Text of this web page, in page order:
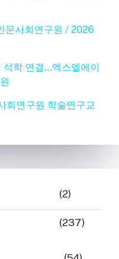
문사회연구원 / 2026
석학 연결…엑스엘에이
회연구원 학술연구교
(2)
(237)